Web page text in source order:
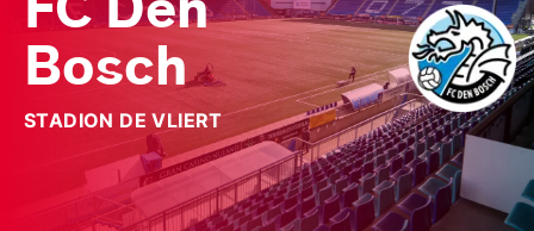
Bosch
STADION DE VLIERT